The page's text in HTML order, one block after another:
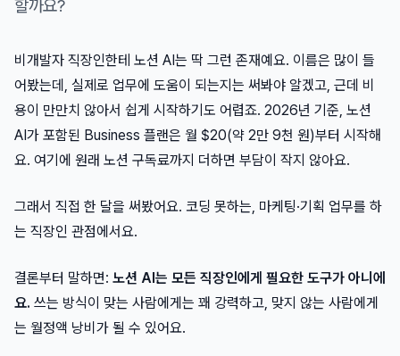
할까요?
비개발자 직장인한테 노션 AI는 딱 그런 존재예요. 이름은 많이 들
어봤는데, 실제로 업무에 도움이 되는지는 써봐야 알겠고, 근데 비
용이 만만치 않아서 쉽게 시작하기도 어렵죠. 2026년 기준, 노션
AI가 포함된 Business 플랜은 월 $20(약 2만 9천 원)부터 시작해
요. 여기에 원래 노션 구독료까지 더하면 부담이 작지 않아요.
그래서 직접 한 달을 써봤어요. 코딩 못하는, 마케팅·기획 업무를 하
는 직장인 관점에서요.
결론부터 말하면: 노션 AI는 모든 직장인에게 필요한 도구가 아니에
요. 쓰는 방식이 맞는 사람에게는 꽤 강력하고, 맞지 않는 사람에게
는 월정액 낭비가 될 수 있어요.